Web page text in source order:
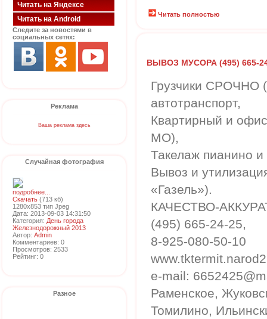
Читать на Яндексе
Читать на Android
Следите за новостями в
социальных сетях:
Реклама
Ваша реклама здесь
Случайная фотография
подробнее...
Скачать (713 кб)
1280x853 тип Jpeg
Дата: 2013-09-03 14:31:50
Категория: День города
Железнодорожный 2013
Автор: Admin
Комментариев: 0
Просмотров: 2533
Рейтинг: 0
Разное
Читать полностью
ВЫВОЗ МУСОРА (495) 665-
Грузчики СРОЧНО
автотранспорт,
Квартирный и
МО),
Такелаж пианино
Вывоз и
«Газель»).
КАЧЕСТВО-
(495) 665-24-25,
8-925-080-50-10
e-mail:
Раменское,
Томилино,